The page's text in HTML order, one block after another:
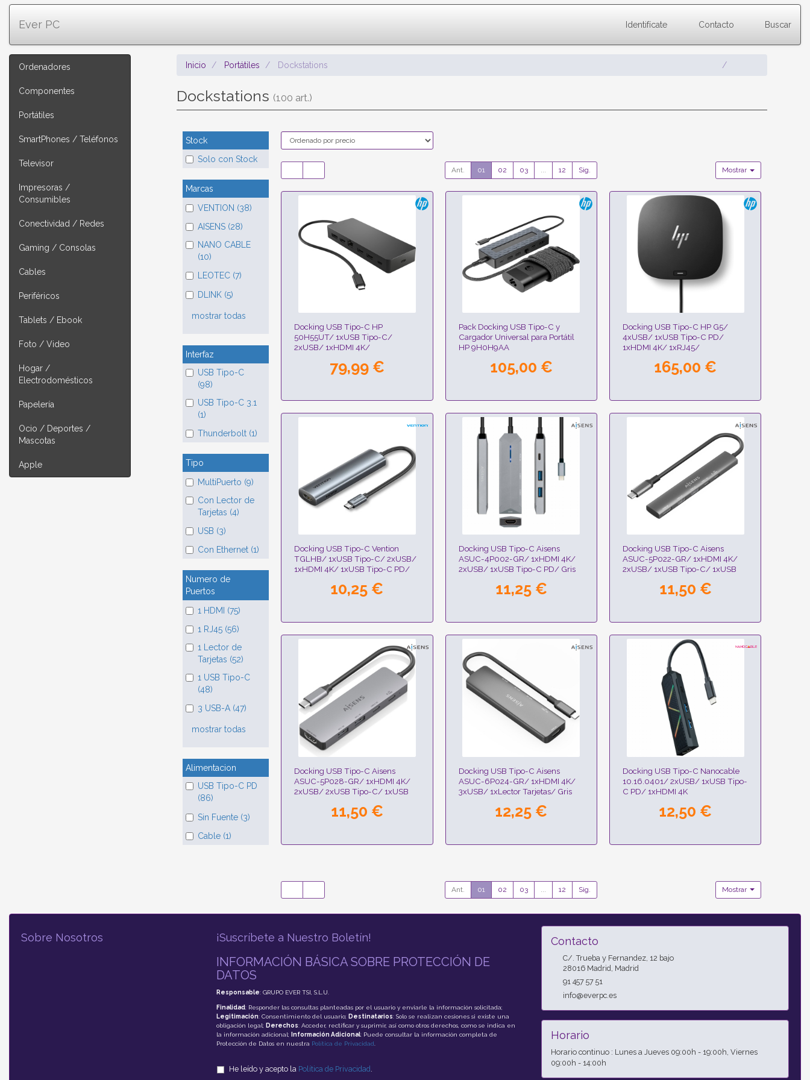
Ever PC Identifícate Contacto Buscar
Ordenadores
Componentes
Portátiles
SmartPhones / Teléfonos
Televisor
Impresoras /
Consumibles
Conectividad / Redes
Gaming / Consolas
Cables
Periféricos
Tablets / Ebook
Foto / Video
Hogar /
Electrodomésticos
Papelería
Ocio / Deportes /
Mascotas
Apple
Inicio Portátiles Dockstations
Dockstations (100 art.)
Stock
Solo con Stock
Marcas
VENTION (38)
AISENS (28)
NANO CABLE
(10)
LEOTEC (7)
DLINK (5)
mostrar todas
Interfaz
USB Tipo-C
(98)
USB Tipo-C 3.1
(1)
Thunderbolt (1)
Tipo
MultiPuerto (9)
Con Lector de
Tarjetas (4)
USB (3)
Con Ethernet (1)
Numero de
Puertos
1 HDMI (75)
1 RJ45 (56)
1 Lector de
Tarjetas (52)
1 USB Tipo-C
(48)
3 USB-A (47)
mostrar todas
Alimentacion
USB Tipo-C PD
(86)
Sin Fuente (3)
Cable (1)
Ant. 01 02 03 ... 12 Sig. Mostrar
Docking USB Tipo-C HP
50H55UT/ 1xUSB Tipo-C/
2xUSB/ 1xHDMI 4K/
Tipo-C PD79,99 €
Pack Docking USB Tipo-C y
Cargador Universal para Portátil
HP 9H0H9AA
105,00 €
Docking USB Tipo-C HP G5/
4xUSB/ 1xUSB Tipo-C PD/
1xHDMI 4K/ 1xRJ45/
165,00 €
Docking USB Tipo-C Vention
TGLHB/ 1xUSB Tipo-C/ 2xUSB/
1xHDMI 4K/ 1xUSB Tipo-C PD/
10,25 €
Docking USB Tipo-C Aisens
ASUC-4P002-GR/ 1xHDMI 4K/
2xUSB/ 1xUSB Tipo-C PD/ Gris
11,25 €
Docking USB Tipo-C Aisens
ASUC-5P022-GR/ 1xHDMI 4K/
2xUSB/ 1xUSB Tipo-C/ 1xUSB
11,50 €
Docking USB Tipo-C Aisens
ASUC-5P028-GR/ 1xHDMI 4K/
2xUSB/ 2xUSB Tipo-C/ 1xUSB
11,50 €
Docking USB Tipo-C Aisens
ASUC-6P024-GR/ 1xHDMI 4K/
3xUSB/ 1xLector Tarjetas/ Gris
12,25 €
Docking USB Tipo-C Nanocable
10.16.0401/ 2xUSB/ 1xUSB Tipo-
C PD/ 1xHDMI 4K
12,50 €
Ant. 01 02 03 12 Sig. Mostrar
Sobre Nosotros ¡Suscríbete a Nuestro Boletín!
INFORMACIÓN BÁSICA SOBRE PROTECCIÓN DE
DATOS
Responsable: GRUPO EVER TSI, S.L.U.
Finalidad: Responder las consultas planteadas por el usuario y enviarle la información solicitada;
Legitimación: Consentimiento del usuario; Destinatarios: Solo se realizan cesiones si existe una
obligación legal; Derechos: Acceder, rectificar y suprimir, así como otros derechos, como se indica en
la información adicional;
Información Adicional: Puede consultar la información completa de
Protección de Datos en nuestra Política de Privacidad
He leído y acepto la Política de Privacidad
Contacto
C/. Trueba y Fernandez, 12 bajo
28016 Madrid Madrid
91 457 57 51
info@everpc.es
Horario
Horario continuo : Lunes a Jueves 09:00h - 19:00h, Viernes
09:00h - 14:00h